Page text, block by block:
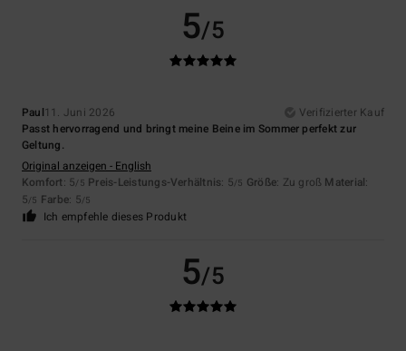
5/5
Paul11. Juni 2026
Verifizierter Kauf
Passt hervorragend und bringt meine Beine im Sommer perfekt zur
Geltung.
Original anzeigen - English
Komfort: 5/5 Preis-Leistungs-Verhältnis: 5/5 Größe: Zu groß Material:
5/5 Farbe: 5/5
Ich empfehle dieses Produkt
5/5